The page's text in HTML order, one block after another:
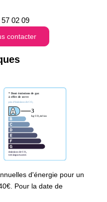
02 09
contacter
d'énergie pour un
Pour la date de